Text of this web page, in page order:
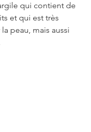
qui contient de
et qui est très
peau, mais aussi